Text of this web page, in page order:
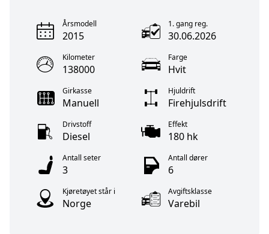
Årsmodell
2015
1. gang reg.
30.06.2026
Kilometer
138000
Farge
Hvit
Girkasse
Manuell
Hjuldrift
Firehjulsdrift
Drivstoff
Diesel
Effekt
180 hk
Antall seter
3
Antall dører
6
Kjøretøyet står i
Norge
Avgiftsklasse
Varebil